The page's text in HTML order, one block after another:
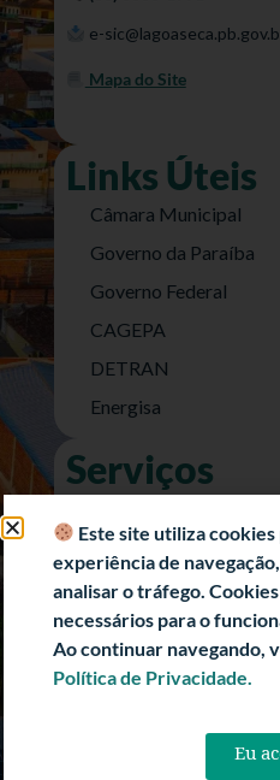
e-
Mapa do Site
Links Úteis
Câmara Municipal
Governo da Paraíba
Governo Federal
CAGEPA
DETRAN
Energisa
Serviços
e-SIC (Acesso a
Transparência Fiscal
História
Informações Turísticas
Este site utiliza
experiência de
analisar o tráfego.
necessários para o
Ao continuar navegando,
Política de Privacidade.
Eu